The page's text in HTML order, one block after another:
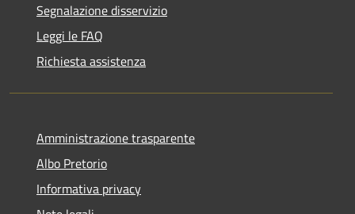
Segnalazione disservizio
Leggi le FAQ
Richiesta assistenza
Amministrazione trasparente
Albo Pretorio
Informativa privacy